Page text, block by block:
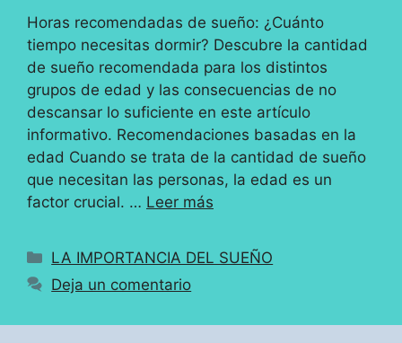
Horas recomendadas de sueño: ¿Cuánto
tiempo necesitas dormir? Descubre la cantidad
de sueño recomendada para los distintos
grupos de edad y las consecuencias de no
descansar lo suficiente en este artículo
informativo. Recomendaciones basadas en la
edad Cuando se trata de la cantidad de sueño
que necesitan las personas, la edad es un
factor crucial. … Leer más
Categorías
LA IMPORTANCIA DEL SUEÑO
Deja un comentario